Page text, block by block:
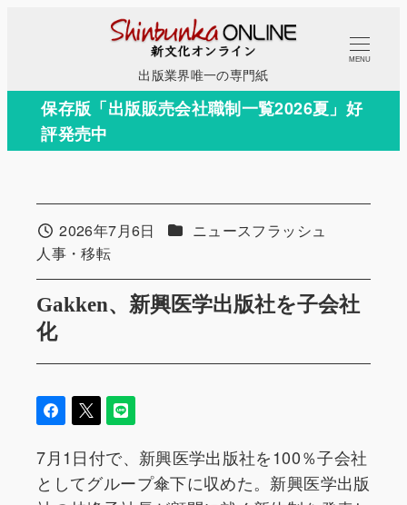
コ
テ
出版業界唯一の専門紙
MENU
保存版「出版販売会社職制一覧2026夏」好
評発売中
Gakken、新興医学出版社を子会社
化
投稿日2026年7月6日 カテゴリー
ニュースフラッシュ
カテゴリー
人事・移転
7月1日付で、新興医学出版社を100％子会社
としてグループ傘下に収めた。新興医学出版